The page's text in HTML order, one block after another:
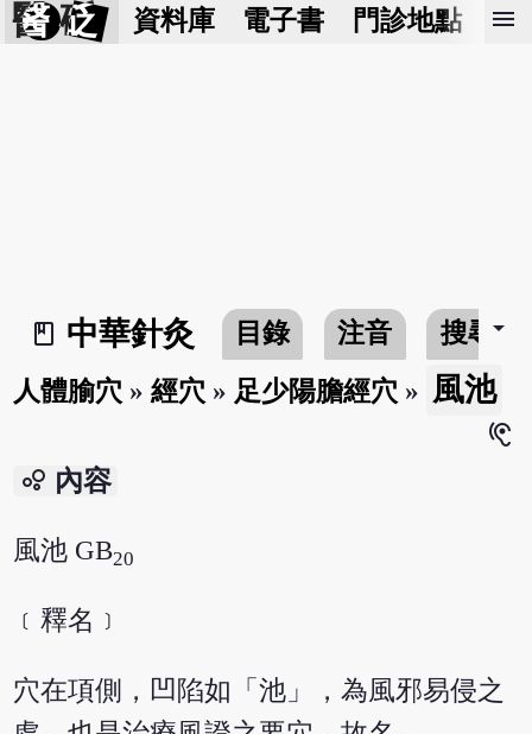
醫 砭 資料庫 電子書 門診地點 預
menu
book_2
中華針灸 目錄 注音 搜尋arrow_drop_down
人體腧穴 »經穴 » 足少陽膽經穴 » 風池
hearing
bubble_chart 內容
風池 GB20
﹝釋名﹞
穴在項側，凹陷如「池」，為風邪易侵之